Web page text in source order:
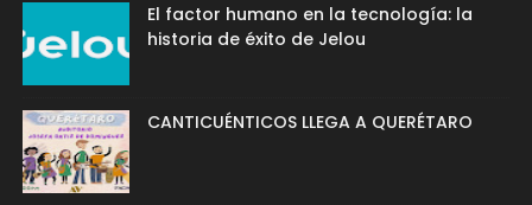
El factor humano en la tecnología: la
historia de éxito de Jelou
CANTICUÉNTICOS LLEGA A QUERÉTARO